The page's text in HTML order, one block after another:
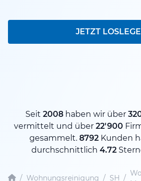
JETZT
Seit 2008 haben wir über
vermittelt und über 22'900
gesammelt. 8792 Kunden
durchschnittlich 4.72
/ Wohnungsreinigung / SH /